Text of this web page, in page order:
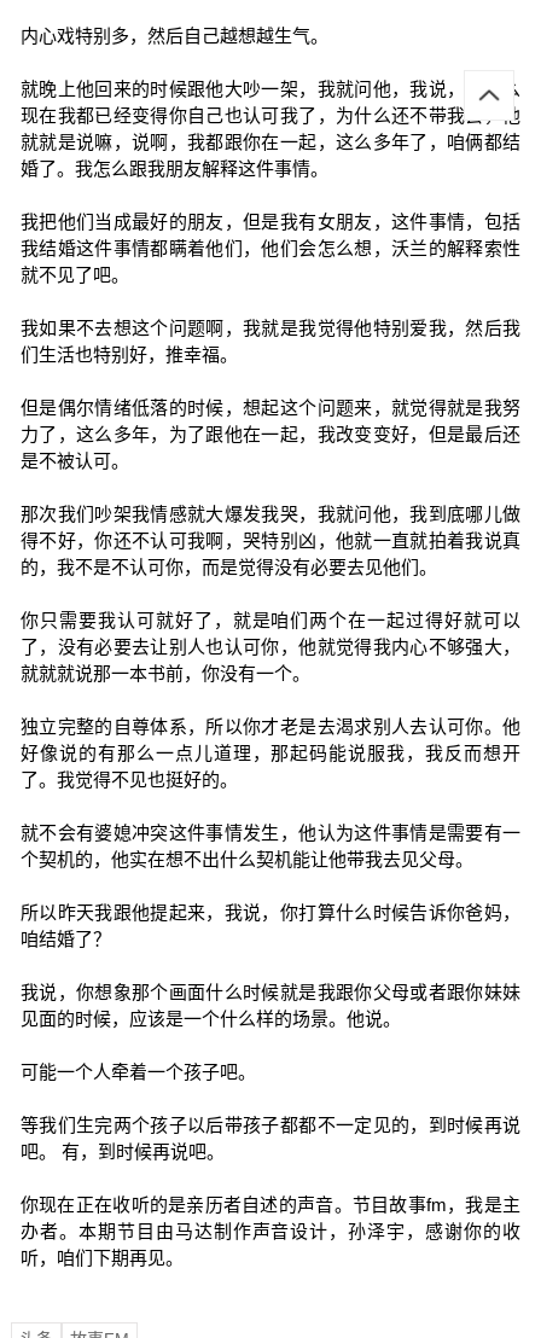
内心戏特别多，然后自己越想越生气。
就晚上他回来的时候跟他大吵一架，我就问他，我说，为什么
现在我都已经变得你自己也认可我了，为什么还不带我去，他
就就是说嘛，说啊，我都跟你在一起，这么多年了，咱俩都结
婚了。我怎么跟我朋友解释这件事情。
我把他们当成最好的朋友，但是我有女朋友，这件事情，包括
我结婚这件事情都瞒着他们，他们会怎么想，沃兰的解释索性
就不见了吧。
我如果不去想这个问题啊，我就是我觉得他特别爱我，然后我
们生活也特别好，推幸福。
但是偶尔情绪低落的时候，想起这个问题来，就觉得就是我努
力了，这么多年，为了跟他在一起，我改变变好，但是最后还
是不被认可。
那次我们吵架我情感就大爆发我哭，我就问他，我到底哪儿做
得不好，你还不认可我啊，哭特别凶，他就一直就拍着我说真
的，我不是不认可你，而是觉得没有必要去见他们。
你只需要我认可就好了，就是咱们两个在一起过得好就可以
了，没有必要去让别人也认可你，他就觉得我内心不够强大，
就就就说那一本书前，你没有一个。
独立完整的自尊体系，所以你才老是去渴求别人去认可你。他
好像说的有那么一点儿道理，那起码能说服我，我反而想开
了。我觉得不见也挺好的。
就不会有婆媳冲突这件事情发生，他认为这件事情是需要有一
个契机的，他实在想不出什么契机能让他带我去见父母。
所以昨天我跟他提起来，我说，你打算什么时候告诉你爸妈，
咱结婚了？
我说，你想象那个画面什么时候就是我跟你父母或者跟你妹妹
见面的时候，应该是一个什么样的场景。他说。
可能一个人牵着一个孩子吧。
等我们生完两个孩子以后带孩子都都不一定见的，到时候再说
吧。 有，到时候再说吧。
你现在正在收听的是亲历者自述的声音。节目故事fm，我是主
办者。本期节目由马达制作声音设计，孙泽宇，感谢你的收
听，咱们下期再见。